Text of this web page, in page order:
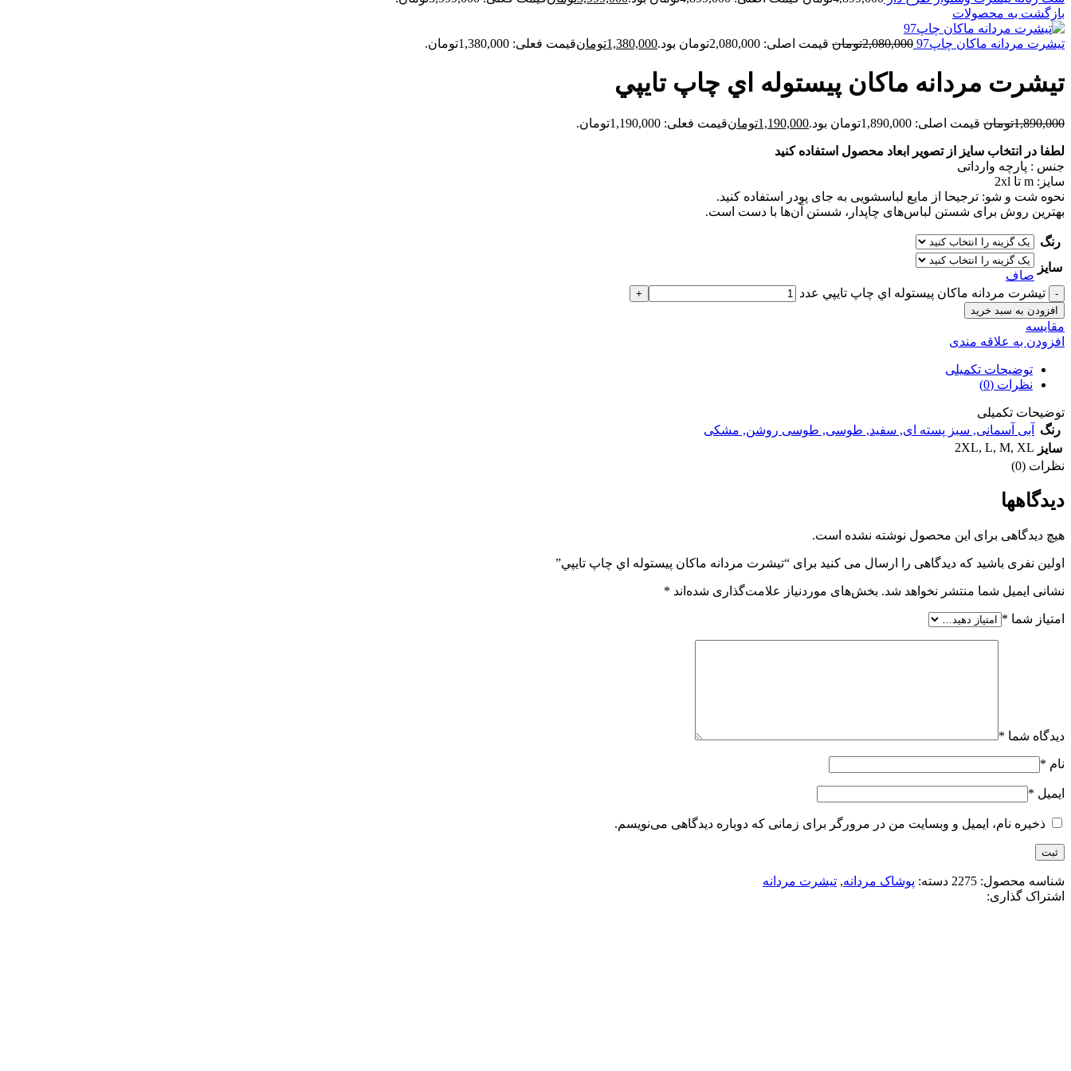
بازگشت به محصولات
تيشرت مردانه ماکان چاپ97 2,080,000تومان قیمت اصلی: 2,080,000تومان بود. 1,380,000تومانقیمت فعلی: 1,380,000تومان.
تيشرت مردانه ماکان پيستوله اي چاپ تايپي
1,890,000تومان قیمت اصلی: 1,890,000تومان بود. 1,190,000تومانقیمت فعلی: 1,190,000تومان.
لطفا در انتخاب سایز از تصویر ابعاد محصول استفاده کنید
جنس : پارچه وارداتی
سایز: m تا 2xl
نحوه شت و شو: ترجیحا از مایع لباسشویی به جای پودر استفاده کنید.
بهترین روش برای شستن لباس‌های چاپدار، شستن آن‌ها با دست است.
رنگ
سایز
صاف
تيشرت مردانه ماکان پيستوله اي چاپ تايپي عدد
افزودن به سبد خرید
مقايسه
افزودن به علاقه مندی
توضیحات تکمیلی
نظرات (0)
توضیحات تکمیلی
رنگ
آبی آسمانی, سبز پسته ای, سفید, طوسی, طوسی روشن, مشکی
سایز
2XL, L, M, XL
نظرات (0)
دیدگاهها
هیچ دیدگاهی برای این محصول نوشته نشده است.
اولین نفری باشید که دیدگاهی را ارسال می کنید برای “تيشرت مردانه ماکان پيستوله اي چاپ تايپي”
نشانی ایمیل شما منتشر نخواهد شد. بخش‌های موردنیاز علامت‌گذاری شده‌اند *
امتیاز شما *
دیدگاه شما *
نام *
ایمیل *
ذخیره نام، ایمیل و وبسایت من در مرورگر برای زمانی که دوباره دیدگاهی می‌نویسم.
شناسه محصول: 2275 دسته: پوشاک مردانه, تیشرت مردانه
اشتراک گذاری: